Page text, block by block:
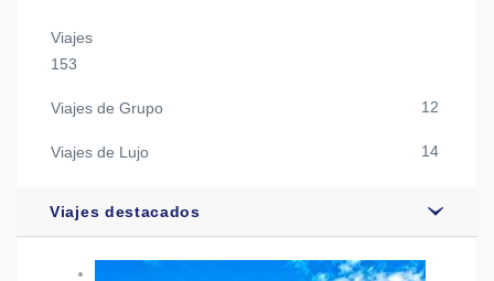
Viajes
153
Viajes de Grupo 12
Viajes de Lujo 14
Viajes destacados